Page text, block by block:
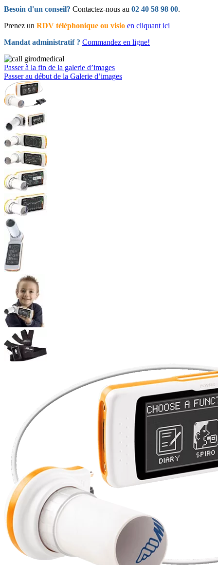
Besoin d'un conseil? Contactez-nous au 02 40 58 98 00.
Prenez un RDV téléphonique ou visio en cliquant ici
Mandat administratif ? Commandez en ligne!
Passer à la fin de la galerie d’images
Passer au début de la Galerie d’images